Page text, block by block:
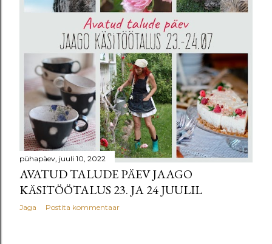
pühapäev, juuli 10, 2022
AVATUD TALUDE PÄEV JAAGO
KÄSITÖÖTALUS 23. JA 24 JUULIL
Jaga Postita kommentaar